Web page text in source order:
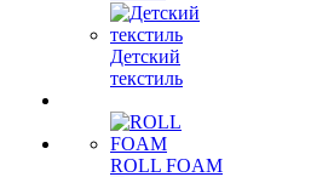
Детский
текстиль
ROLL FOAM